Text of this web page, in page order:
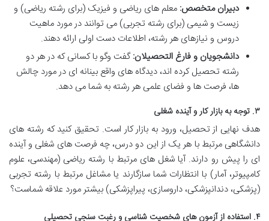
دبیران متخصص: معلم های ریاضی و فیزیک (برای رشته ریاضی) و
زیست و شیمی (برای رشته تجربی) می توانند در مورد ماهیت
دروس و نیازهای هر رشته، اطلاعات دست اولی ارائه دهند.
دانشجویان و فارغ التحصیلان:گفت وگو با کسانی که در هر دو
رشته تحصیل کرده اند، دیدگاه های واقع بینانه ای در مورد چالش
ها، فرصت ها و فضای علمی هر رشته به شما می دهد.
۳. توجه به بازار کار و آینده شغلی
هدف نهایی از تحصیل، ورود به بازار کار است. تحقیق کنید که رشته های
دانشگاهی مرتبط با هر یک از این دو درس، چه فرصت های شغلی و آینده
ای را پیش رو دارند. آیا شغل های مرتبط با رشته ریاضی (مهندسی، علوم
کامپیوتر، آمار) با انتظارات شما سازگارند یا مشاغل مرتبط با رشته تجربی
(پزشکی، دندانپزشکی، داروسازی، پیراپزشکی) بیشتر مورد علاقه شماست؟
۴. استفاده از آزمون های شخصیت شناسی و رغبت سنجی تحصیلی